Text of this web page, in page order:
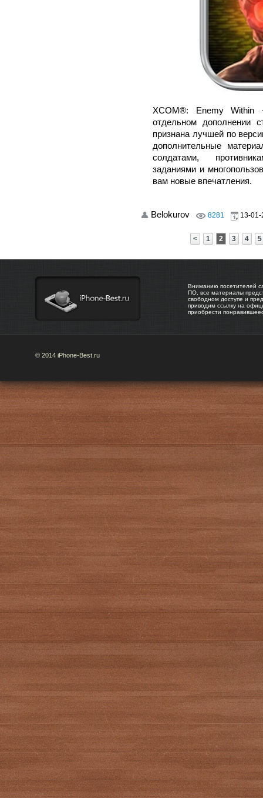
XCOM®: Enemy Within
отдельном дополнении
признана лучшей по
дополнительные
солдатами,
заданиями и
вам новые впечатления.
Belokurov 8281 13-
< 1 2 3 4 5
Вниманию посетителей
ПО, все материалы
свободном доступе и
приводим ссылку на
приобрести
© 2014 iPhone-Best.ru